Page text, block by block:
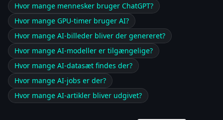
Hvor mange mennesker bruger ChatGPT?
Hvor mange GPU-timer bruger AI?
Hvor mange AI-billeder bliver der genereret?
Hvor mange AI-modeller er tilgængelige?
Hvor mange AI-datasæt findes der?
Hvor mange AI-jobs er der?
Hvor mange AI-artikler bliver udgivet?